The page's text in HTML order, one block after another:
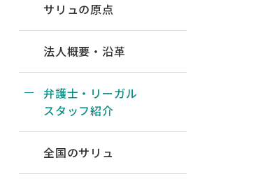
サリュの原点
法人概要・沿革
弁護士・リーガル
スタッフ紹介
全国のサリュ